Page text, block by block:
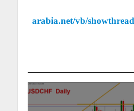
arabia.net/vb/